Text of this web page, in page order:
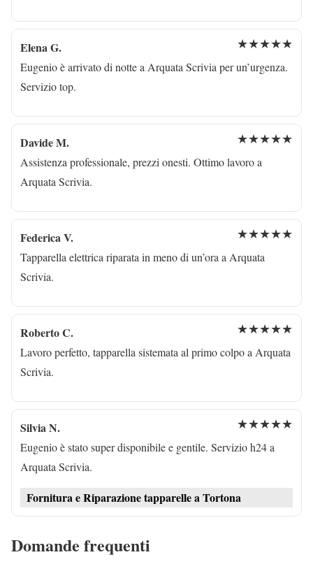
Elena G. ★★★★★
Eugenio è arrivato di notte a Arquata Scrivia per un’urgenza.
Servizio top.
Davide M. ★★★★★
Assistenza professionale, prezzi onesti. Ottimo lavoro a
Arquata Scrivia.
Federica V. ★★★★★
Tapparella elettrica riparata in meno di un’ora a Arquata
Scrivia.
Roberto C. ★★★★★
Lavoro perfetto, tapparella sistemata al primo colpo a Arquata
Scrivia.
Silvia N. ★★★★★
Eugenio è stato super disponibile e gentile. Servizio h24 a
Arquata Scrivia.
Fornitura e Riparazione tapparelle a Tortona
Domande frequenti